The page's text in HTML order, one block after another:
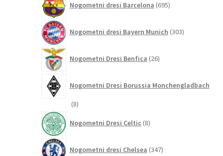
Nogometni dresi Barcelona 695izdelkov
Nogometni dresi Bayern Munich 303izdelki
Nogometni Dresi Benfica 26izdelkov
Nogometni Dresi Borussia Monchengladbach
88
Nogometni Dresi Celtic 8izdelkov
Nogometni dresi Chelsea 347izdelkov